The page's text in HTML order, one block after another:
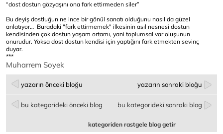
“dost dostun gözyaşını ona fark ettirmeden siler”
Bu deyiş dostluğun ne ince bir gönül sanatı olduğunu nasıl da güzel
anlatıyor… Buradaki "fark ettirmemek" ilkesinin asıl nesnesi dostun
kendisinden çok dostun yaşam ortamı, yani toplumsal var oluşunun
onurudur. Yoksa dost dostun kendisi için yaptığını fark etmekten sevinç
duyar.
***
Muharrem Soyek
yazarın önceki bloğu yazarın sonraki bloğu
bu kategorideki önceki blog bu kategorideki sonraki blog
kategoriden rastgele blog getir